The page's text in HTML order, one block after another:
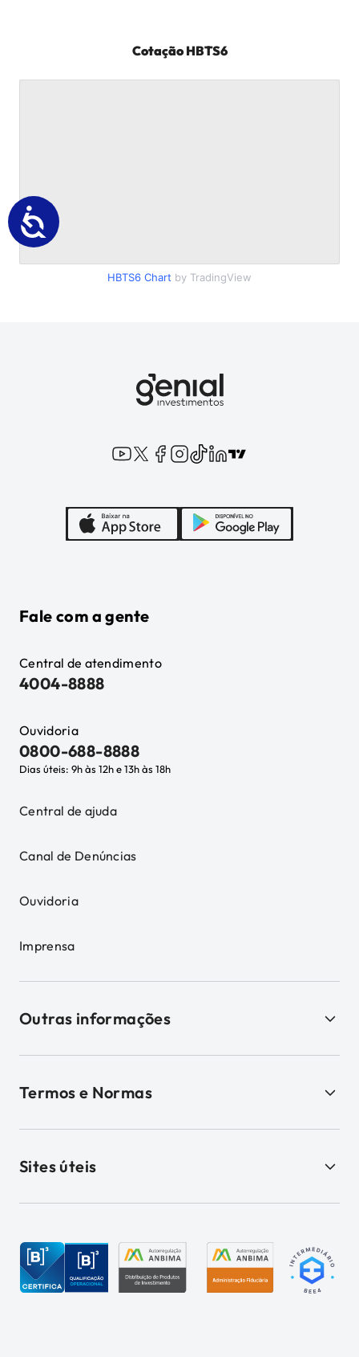
CotaçãoHBTS6
HBTS6 Chart by TradingView
Fale com a gente
Central de atendimento
4004-8888
Ouvidoria
0800-688-8888
Dias úteis: 9h às 12h e 13h às 18h
Central de ajuda
Canal de Denúncias
Ouvidoria
Imprensa
Outras informações
Termos e Normas
Sites úteis